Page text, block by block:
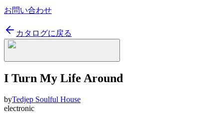
お問い合わせ
カタログに戻る
I Turn My Life Around
byTedjep Soulful House
electronic